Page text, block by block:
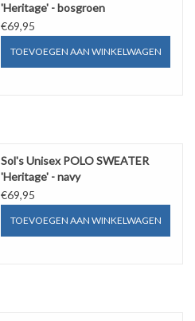
'Heritage' - bosgroen
€69,95
TOEVOEGEN AAN WINKELWAGEN
Sol's Unisex POLO SWEATER
'Heritage' - navy
€69,95
TOEVOEGEN AAN WINKELWAGEN